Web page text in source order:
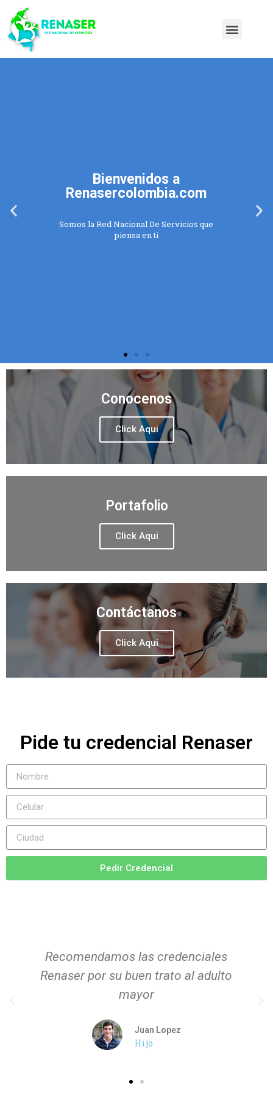
Bienvenidos a
Renasercolombia.com
Somos la Red Nacional De Servicios que
piensa en ti
Conocenos
Click Aqui
Portafolio
Click Aqui
Contáctanos
Click Aqui
Pide tu credencial Renaser
Pedir Credencial
Recomendamos las credenciales
Renaser por su buen trato al adulto
mayor
Juan Lopez
Hijo